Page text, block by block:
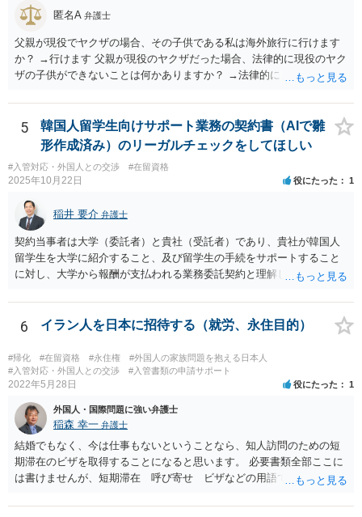
匿名A 弁護士
父親が現役でヤクザの場合、その子供である私は海外旅行に行けます
か？ →行けます 父親が現役のヤクザだった場合、法律的に現役のヤク
ザの子供ができないことは何かありますか？ →法律的に、ということ
5
韓国人留学生向けサポート業務の契約書（AIで雛
形作成済み）のリーガルチェックをしてほしい
#入管対応・外国人との交渉 #在留資格
2025年10月22日 役にたった 1
稲井 要介 弁護士
契約当事者は大学（委託者）と貴社（受託者）であり、貴社が韓国人
留学生を大学に紹介すること、及び留学生の手続をサポートすること
に対し、大学から報酬が支払われる業務委託契約と理解しました。 留
き、契約書の作成・チェックを多く行った経験があります。
6 イラン人を日本に招待する（就労、永住目的）
#帰化 #在留資格 #永住権
#外国人の家族問題を抱える日本人
#入管対応・外国人との交渉
#入管書類の申請サポート
2022年5月28日 役にたった 1
外国人・国際問題に強い弁護士
稲森 幸一 弁護士
結婚でもなく、今は仕事もないということなら、知人訪問のための短
期滞在のビザを取得することになると思います。 必要書類全部ここに
は書けませんが、短期滞在 呼び寄せ ビザなどの用語で検索すると
す。 それらを揃えて、イランにある日本大使館ににビザを申請するこ